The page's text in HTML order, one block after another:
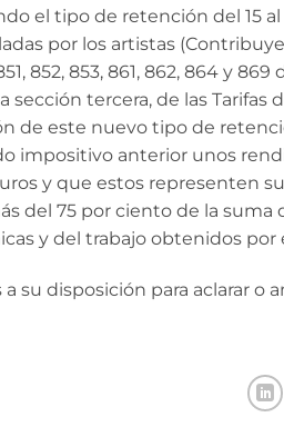
el tipo de retención del 15
por los artistas
852, 853, 861, 862, 864 y
sección tercera, de las
de este nuevo tipo de
impositivo anterior unos
y que estos representen
del 75 por ciento de la
y del trabajo obtenidos
su disposición para aclarar o